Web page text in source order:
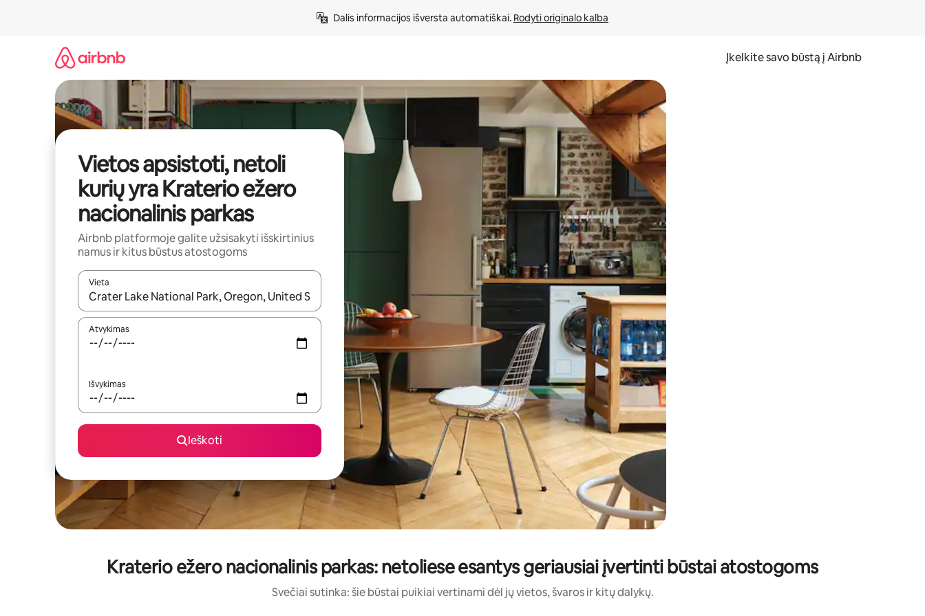
Dalis informacijos išversta automatiškai. Rodyti originalo kalba
Įkelkite savo būstą į Airbnb
Vietos apsistoti, netoli
kurių yra Kraterio ežero
nacionalinis parkas
Airbnb platformoje galite užsisakyti išskirtinius
namus ir kitus būstus atostogoms
Vieta
Kai pasirodys paieškos rezultatai, juos naršyti galite naudodami rodykles aukštyn ir žemyn arba liesdami ir braukdami per ekraną.
Atvykimas
Išvykimas
Ieškoti
Kraterio ežero nacionalinis parkas: netoliese esantys geriausiai įvertinti būstai atostogoms
Svečiai sutinka: šie būstai puikiai vertinami dėl jų vietos, švaros ir kitų dalykų.